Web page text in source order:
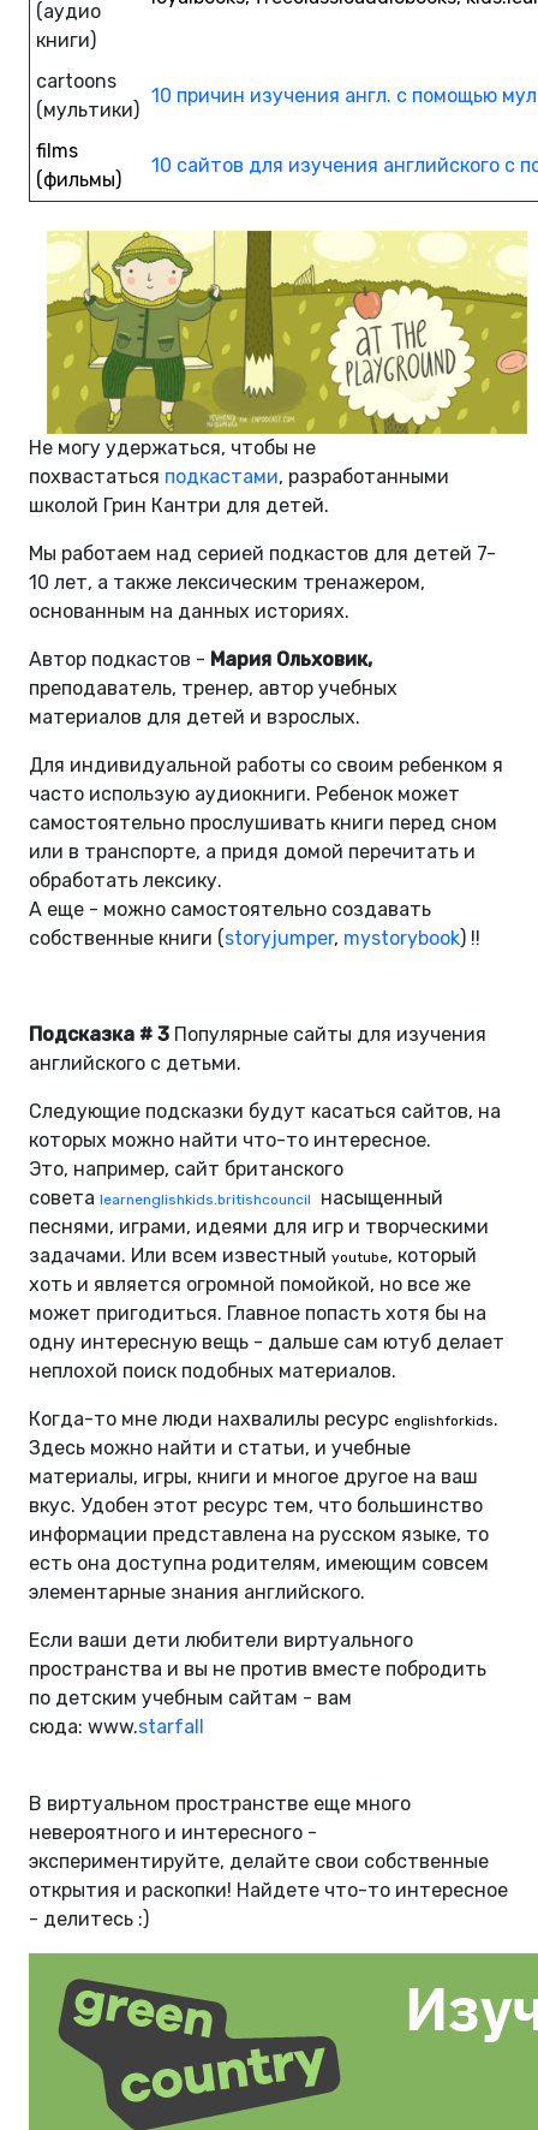
(аудио
книги)
cartoons
(мультики)
10 причин изучения англ. с помощью
films
(фильмы)
10 сайтов для изучения английского с
Не могу удержаться, чтобы не
похвастаться подкастами, разработанными
школой Грин Кантри для детей.
Мы работаем над серией подкастов для детей 7-
10 лет, а также лексическим тренажером,
основанным на данных историях.
Автор подкастов - Мария Ольховик,
преподаватель, тренер, автор учебных
материалов для детей и взрослых.
Для индивидуальной работы со своим ребенком я
часто использую аудиокниги. Ребенок может
самостоятельно прослушивать книги перед сном
или в транспорте, а придя домой перечитать и
обработать лексику.
А еще - можно самостоятельно создавать
собственные книги (storyjumper, mystorybook) !!
Подсказка # 3 Популярные сайты для изучения
английского с детьми.
Следующие подсказки будут касаться сайтов, на
которых можно найти что-то интересное.
Это, например, сайт британского
совета learnenglishkids.britishcouncil
насыщенный
песнями, играми, идеями для игр и творческими
задачами. Или всем известный youtube, который
хоть и является огромной помойкой, но все же
может пригодиться. Главное попасть хотя бы на
одну интересную вещь - дальше сам ютуб делает
неплохой поиск подобных материалов.
Когда-то мне люди нахвалилы ресурс englishforkids.
Здесь можно найти и статьи, и учебные
материалы, игры, книги и многое другое на ваш
вкус. Удобен этот ресурс тем, что большинство
информации представлена ​​на русском языке, то
есть она доступна родителям, имеющим совсем
элементарные знания английского.
Если ваши дети любители виртуального
пространства и вы не против вместе побродить
по детским учебным сайтам - вам
сюда: www.starfall
В виртуальном пространстве еще много
невероятного и интересного -
экспериментируйте, делайте свои собственные
открытия и раскопки! Найдете что-то интересное
- делитесь :)